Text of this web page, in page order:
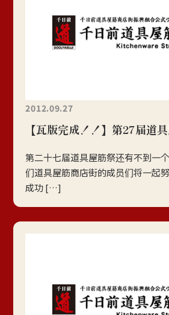
2012.09.27
【瓦版完成！！】第27届道
第二十七届道具屋筋祭还有不到一
们道具屋筋商店街的成员们将一起
成功 […]